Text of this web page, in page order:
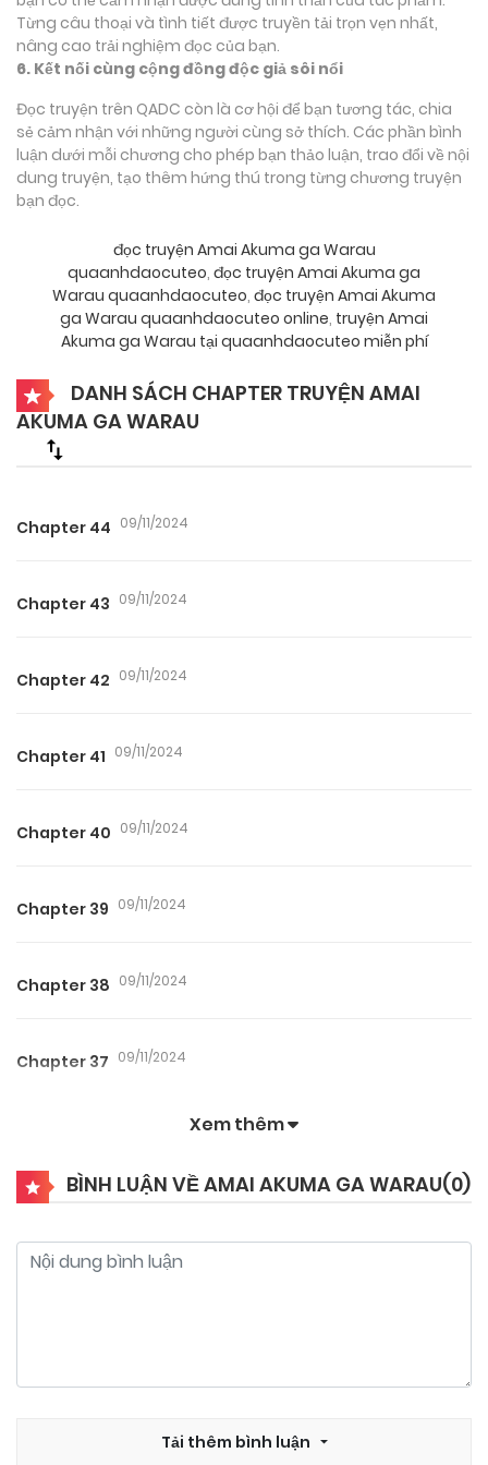
Từng câu thoại và tình tiết được truyền tải trọn vẹn nhất,
nâng cao trải nghiệm đọc của bạn.
6. Kết nối cùng cộng đồng độc giả sôi nổi
Đọc truyện trên QADC còn là cơ hội để bạn tương tác, chia
sẻ cảm nhận với những người cùng sở thích. Các phần bình
luận dưới mỗi chương cho phép bạn thảo luận, trao đổi về nội
dung truyện, tạo thêm hứng thú trong từng chương truyện
bạn đọc.
đọc truyện Amai Akuma ga Warau
quaanhdaocuteo, đọc truyện Amai Akuma ga
Warau quaanhdaocuteo, đọc truyện Amai Akuma
ga Warau quaanhdaocuteo online, truyện Amai
Akuma ga Warau tại quaanhdaocuteo miễn phí
DANH SÁCH CHAPTER TRUYỆN AMAI
AKUMA GA WARAU
Chapter 44 09/11/2024
Chapter 43 09/11/2024
Chapter 42 09/11/2024
Chapter 41 09/11/2024
Chapter 40 09/11/2024
Chapter 39 09/11/2024
Chapter 38 09/11/2024
Chapter 37 09/11/2024
09/11/2024
Xem thêm
BÌNH LUẬN VỀ AMAI AKUMA GA WARAU(0)
Tải thêm bình luận